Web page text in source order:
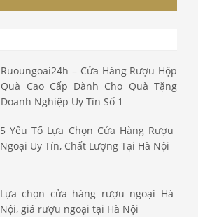
Ruoungoai24h – Cửa Hàng Rượu Hộp
Quà Cao Cấp Dành Cho Quà Tặng
Doanh Nghiệp Uy Tín Số 1
5 Yếu Tố Lựa Chọn Cửa Hàng Rượu
Ngoại Uy Tín, Chất Lượng Tại Hà Nội
Lựa chọn cửa hàng rượu ngoại Hà
Nội, giá rượu ngoại tại Hà Nội